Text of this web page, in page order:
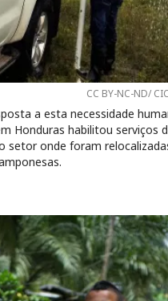
CC BY-NC-ND/
a esta necessidade
Honduras habilitou serviços
setor onde foram